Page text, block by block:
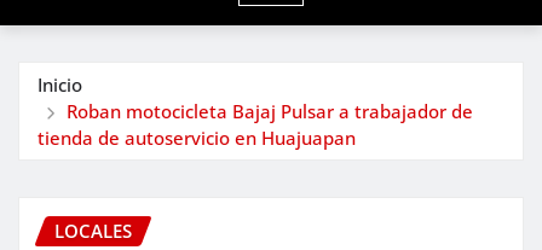
Inicio
Roban motocicleta Bajaj Pulsar a trabajador de
tienda de autoservicio en Huajuapan
LOCALES